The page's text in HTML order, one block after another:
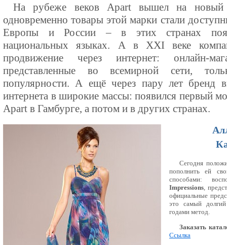
На рубеже веков Apart вышел на новый
одновременно товары этой марки стали
Европы и России – в этих странах
национальных языках. А в XXI веке
продвижение через интернет: онлайн-
представленные во всемирной сети,
популярности. А ещё через пару лет бренд
интернета в широкие массы: появился первый
Apart в Гамбурге, а потом и в других странах.
Сегодня
пополнить ей
способами:
Impressions,
официальные
это самый
годами метод.
Заказать
Ссылка